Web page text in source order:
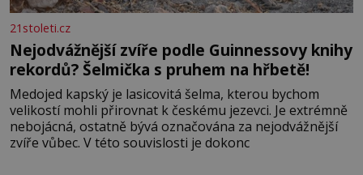
21stoleti.cz
Nejodvážnější zvíře podle Guinnessovy knihy
rekordů? Šelmička s pruhem na hřbetě!
Medojed kapský je lasicovitá šelma, kterou bychom
velikostí mohli přirovnat k českému jezevci. Je extrémně
nebojácná, ostatně bývá označována za nejodvážnější
zvíře vůbec. V této souvislosti je dokonc